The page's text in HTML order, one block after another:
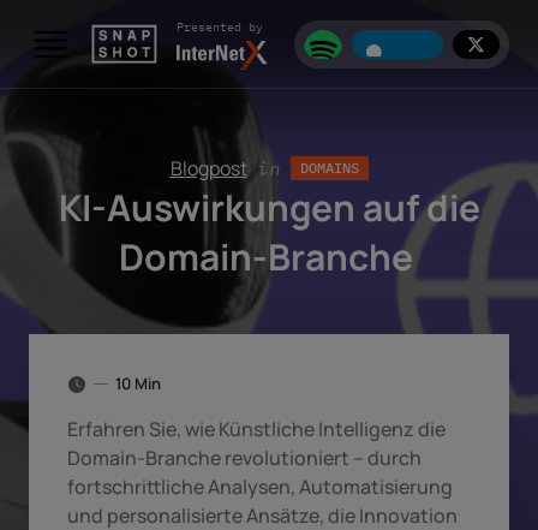
Presented by
Blogpost in DOMAINS
KI-Auswirkungen auf die
Domain-Branche
10 Min
Erfahren Sie, wie Künstliche Intelligenz die
Domain-Branche revolutioniert – durch
fortschrittliche Analysen, Automatisierung
und personalisierte Ansätze, die Innovation